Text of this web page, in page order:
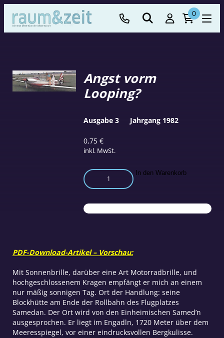
0
Angst vorm
Looping?
0,75€
inkl. MwSt.
Angst
vorm
Menge
In den Warenkorb
Ausgabe 3 Jahrgang 1982
PDF-Download-Artikel – Vorschau:
Mit Sonnenbrille, darüber eine Art Motorradbrille, und
hochgeschlossenem Kragen empfängt er mich an einem
nur mäßig sonnigen Tag. Ort der Handlung: seine
Blockhütte am Ende der Rollbahn des Flugplatzes
Samedan. Der Ort wird von den Einheimischen Samed’n
ausgesprochen. Er liegt im Engadln, 1720 Meter über dem
Meeresspiegel, vor einer eindrucksvollen Bergkulisse.